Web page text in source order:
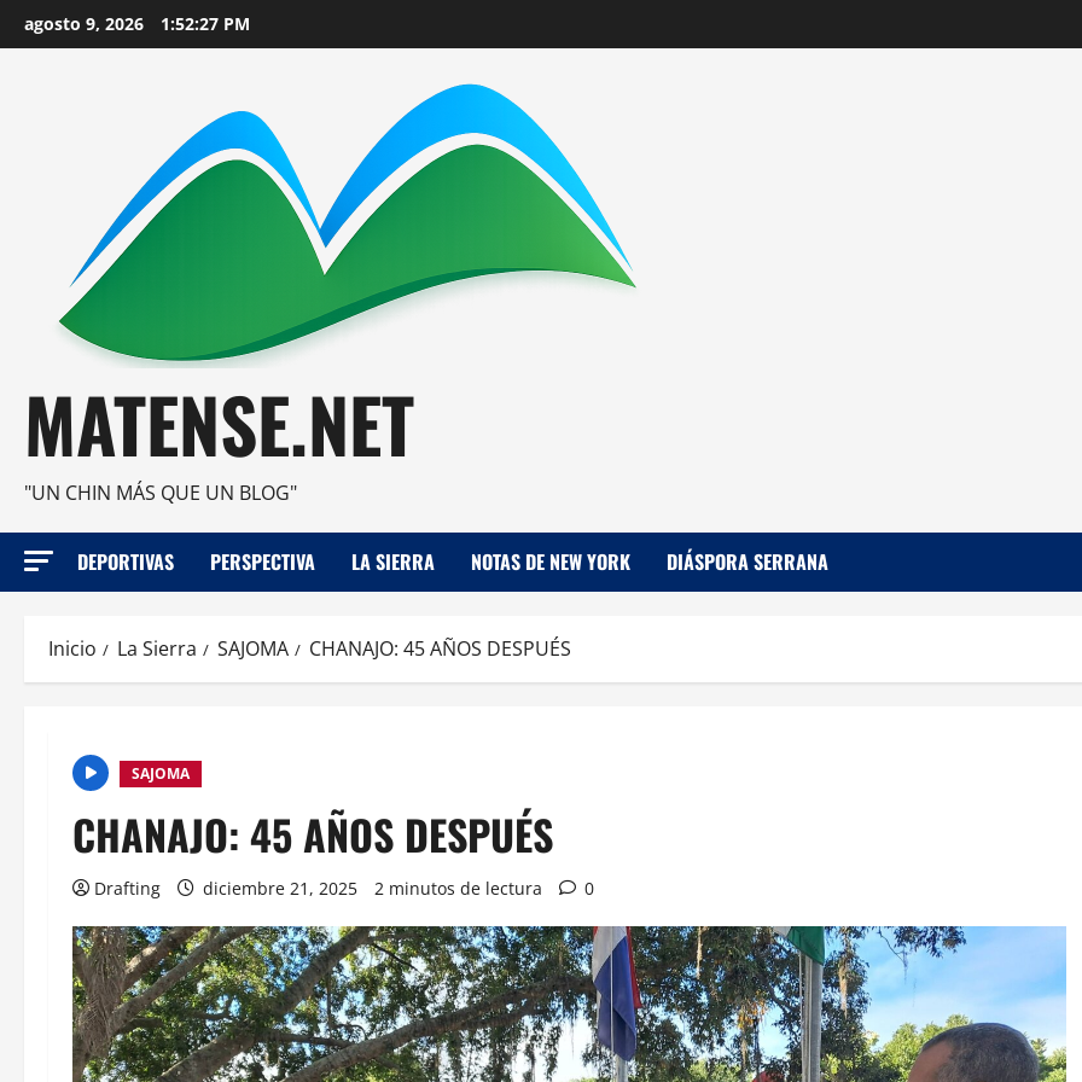
al
agosto 9, 2026 1:52:29 PM
MATENSE.NET
"UN CHIN MÁS QUE UN BLOG"
DEPORTIVAS PERSPECTIVA LA SIERRA NOTAS DE NEW YORK DIÁSPORA SERRANA
Inicio La Sierra SAJOMA CHANAJO: 45 AÑOS DESPUÉS
SAJOMA
CHANAJO: 45 AÑOS DESPUÉS
Drafting diciembre 21, 2025 2 minutos de lectura 0